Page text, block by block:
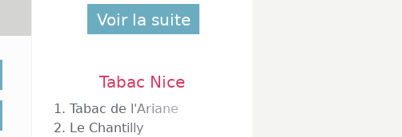
Voir la suite
Tabac Nice
1. Tabac de l'Ariane
2. Le Chantilly